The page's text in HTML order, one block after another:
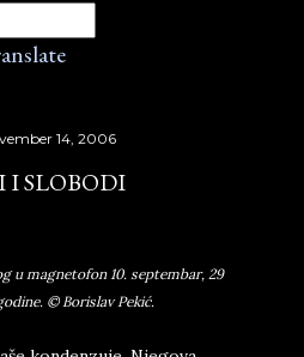
14, 2006
I SLOBODI
u magnetofon 10. septembar, 29
© Borislav Pekić.